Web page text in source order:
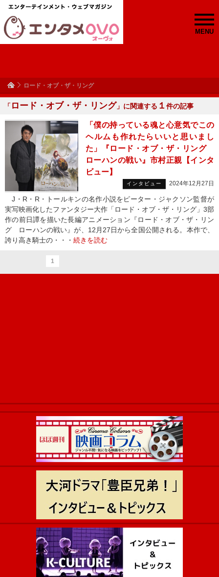
MENU
ロード・オブ・ザ・リング
「 ロード・オブ・ザ・リング 」に関連する １ 件の記事
「僕の持っている魂と心意気でこの
ヘルムも作れたらいいと思いまし
た」『ロード・オブ・ザ・リング
ローハンの戦い』市村正親【インタ
ビュー】
インタビュー 2024年12月27日
J・R・R・トールキンの名作小説をピーター・ジャクソン監督が
実写映画化したファンタジー大作「ロード・オブ・ザ・リング」3部
作の前日譚を描いた長編アニメーション『ロード・オブ・ザ・リン
グ ローハンの戦い』が、12月27日から全国公開される。本作で、
誇り高き騎士の・・・ 続きを読む
1